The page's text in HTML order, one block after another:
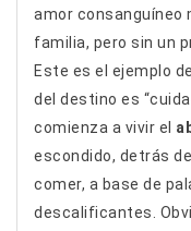
amor consanguíneo
familia, pero sin un
Este es el ejemplo
del destino es
comienza a vivir el
escondido, detrás
comer, a base de
descalificantes.